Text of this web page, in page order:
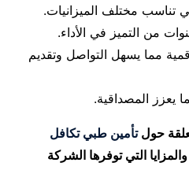
تناسب مختلف الميزانيات.
من التميز في الأداء.
مما يسهل التواصل وتقديم
يعزز المصداقية.
حولتأمين طبي تكافل
التي توفرها الشركة